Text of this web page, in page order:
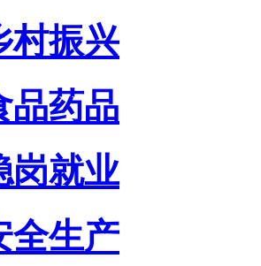
村振兴
品药品
岗就业
全生产